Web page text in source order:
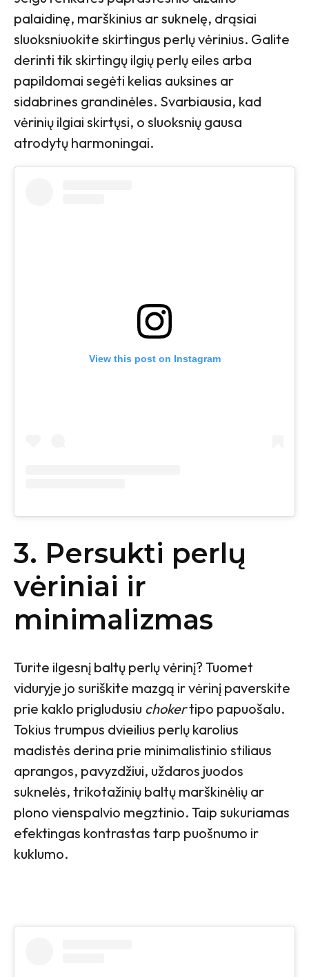
palaidinę, marškinius ar suknelę, drąsiai
sluoksniuokite skirtingus perlų vėrinius. Galite
derinti tik skirtingų ilgių perlų eiles arba
papildomai segėti kelias auksines ar
sidabrines grandinėles. Svarbiausia, kad
vėrinių ilgiai skirtųsi, o sluoksnių gausa
atrodytų harmoningai.
View this post on Instagram
3. Persukti perlų
vėriniai ir
minimalizmas
Turite ilgesnį baltų perlų vėrinį? Tuomet
viduryje jo suriškite mazgą ir vėrinį paverskite
prie kaklo prigludusiu chokertipo papuošalu.
Tokius trumpus dvieilius perlų karolius
madistės derina prie minimalistinio stiliaus
aprangos, pavyzdžiui, uždaros juodos
suknelės, trikotažinių baltų marškinėlių ar
plono vienspalvio megztinio. Taip sukuriamas
efektingas kontrastas tarp puošnumo ir
kuklumo.